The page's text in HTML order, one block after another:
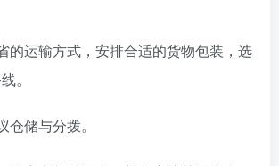
的运输方式，安排合适的货物包装，选
。
仓储与分拨。